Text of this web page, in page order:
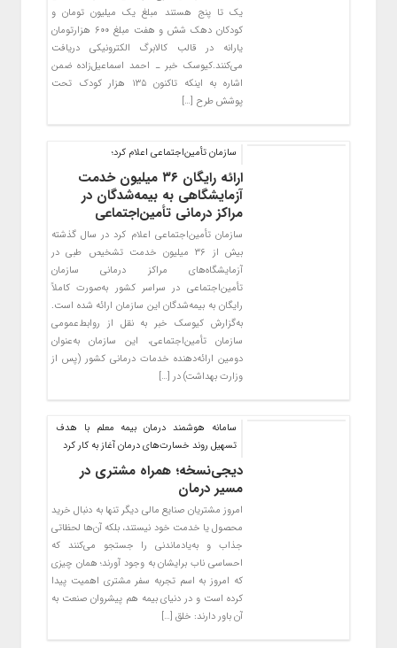
یک تا پنج هستند مبلغ یک میلیون تومان و
کودکان دهک شش و هفت مبلغ ۶۰۰ هزارتومان
یارانه در قالب کالابرگ الکترونیکی دریافت
می‌کنند.کیوسک خبر ـ احمد اسماعیل‌زاده ضمن
اشاره به اینکه تاکنون ۱۳۵ هزار کودک تحت
پوشش طرح […]
سازمان تأمین‌اجتماعی اعلام کرد؛
ارائه رایگان ۳۶ میلیون خدمت
آزمایشگاهی به بیمه‌شدگان در
مراکز درمانی تأمین‌اجتماعی
سازمان تأمین‌اجتماعی اعلام کرد در سال گذشته
بیش از ۳۶ میلیون خدمت تشخیص طبی در
آزمایشگاه‌های مراکز درمانی سازمان
تأمین‌اجتماعی در سراسر کشور به‌صورت کاملاً
رایگان به بیمه‌شدگان این سازمان ارائه شده است.
به‌گزارش کیوسک خبر به نقل از روابط‌عمومی
سازمان تأمین‌اجتماعی، این سازمان به‌عنوان
دومین ارائه‌دهنده خدمات درمانی کشور (پس از
وزارت بهداشت) در […]
سامانه هوشمند درمان بیمه معلم با هدف
تسهیل روند خسارت‌های درمان آغاز به کار کرد
دیجی‌نسخه؛ همراه مشتری در
مسیر درمان
امروز مشتریان صنایع مالی دیگر تنها به دنبال خرید
محصول یا خدمت خود نیستند، بلکه آن‌ها لحظاتی
جذاب و به‌‎یادماندنی را جستجو می‌کنند که
احساسی ناب برایشان به وجود آورند؛ همان چیزی
که امروز به اسم تجربه سفر مشتری اهمیت پیدا
کرده است و در دنیای بیمه هم پیشروان صنعت به
آن باور دارند: خلق […]